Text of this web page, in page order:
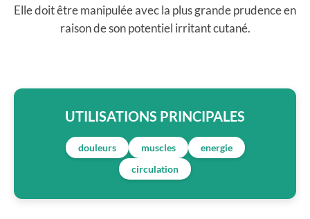
Elle doit être manipulée avec la plus grande prudence en
raison de son potentiel irritant cutané.
UTILISATIONS PRINCIPALES
douleurs muscles
energie
circulation